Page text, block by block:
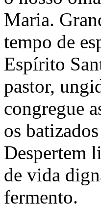
Maria.
tempo de
Espírito
pastor,
congregue
os
Despertem
de vida
fermento.